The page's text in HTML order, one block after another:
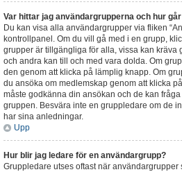
Var hittar jag användargrupperna och hur
Du kan visa alla användargrupper via fliken
kontrollpanel. Om du vill gå med i en grupp,
grupper är tillgängliga för alla, vissa kan kräva
och andra kan till och med vara dolda. Om
den genom att klicka på lämplig knapp. Om
du ansöka om medlemskap genom att klicka
måste godkänna din ansökan och de kan
gruppen. Besvära inte en gruppledare om de
har sina anledningar.
Upp
Hur blir jag ledare för en användargrupp?
Gruppledare utses oftast när användargrupper